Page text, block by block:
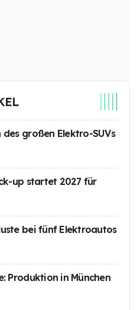
großen Elektro-SUVs
up startet 2027 für
bei fünf Elektroautos
Produktion in München